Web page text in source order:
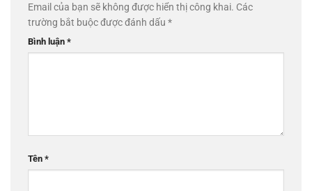
Email của bạn sẽ không được hiển thị công khai. Các
trường bắt buộc được đánh dấu *
Bình luận *
Tên *